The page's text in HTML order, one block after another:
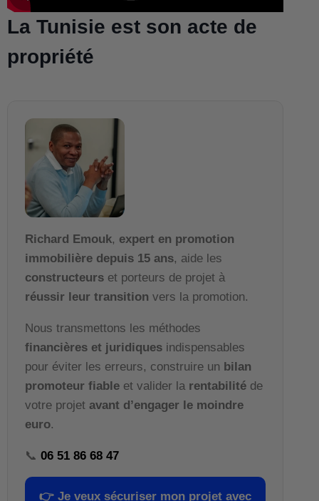
La Tunisie est son acte de
propriété
Richard Emouk, expert en promotion
immobilière depuis 15 ans, aide les
constructeurs et porteurs de projet à
réussir leur transition vers la promotion.
Nous transmettons les méthodes
financières et juridiques indispensables
pour éviter les erreurs, construire un bilan
promoteur fiable et valider la rentabilité de
votre projet avant d’engager le moindre
euro.
📞 06 51 86 68 47
👉 Je veux sécuriser mon projet avec